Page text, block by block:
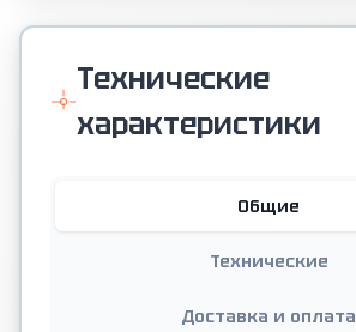
Технические
характеристики
Общие
Технические
Доставка и оплата